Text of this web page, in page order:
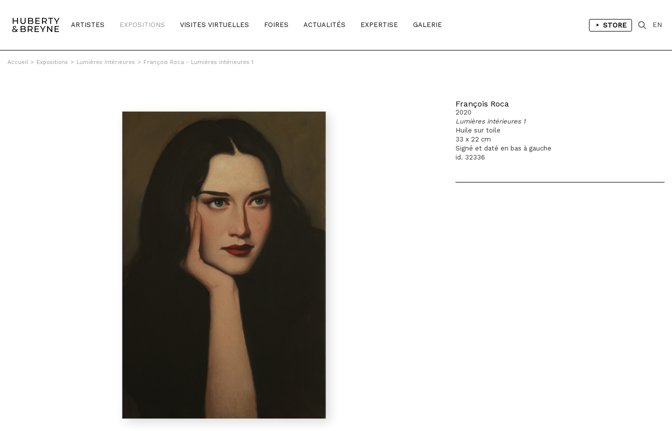
ARTISTES EXPOSITIONS VISITES VIRTUELLES FOIRES ACTUALITÉS EXPERTISE GALERIE STORE EN
Accueil > Expositions > Lumières Intérieures > François Roca - Lumières intérieures 1
François Roca
2020
Lumières intérieures 1
Huile sur toile
33 x 22 cm
Signé et daté en bas à gauche
id. 32336